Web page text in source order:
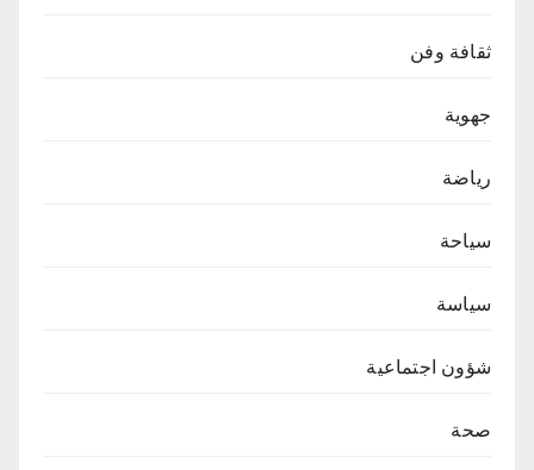
ثقافة وفن
جهوية
رياضة
سياحة
سياسة
شؤون اجتماعية
صحة